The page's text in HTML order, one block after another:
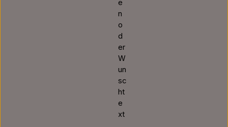
e
n
o
d
er
W
un
sc
ht
e
xt